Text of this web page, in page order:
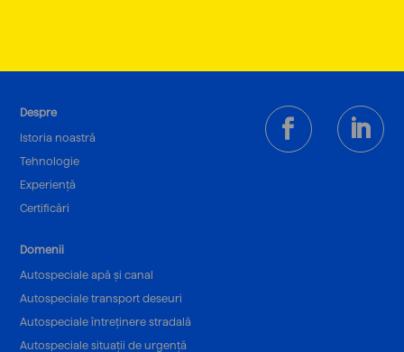
Despre
Istoria noastră
Tehnologie
Experiență
Certificări
Domenii
Autospeciale apă și canal
Autospeciale transport deseuri
Autospeciale întreținere stradală
Autospeciale situații de urgență